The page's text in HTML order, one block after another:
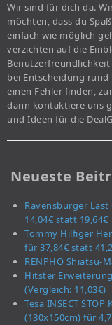
Wir sind für dich da.
möchten, dass du
einfach wie möglich
verzichten auf die
bei Entscheidung
einen Fehler finden,
dann kontaktiere uns
und Ideen für die
Neueste
Ravensburger
14,04€ statt 19,64€
Tommy Hilfiger
für 37,84€ statt
RENPHO Shiatsu-
Hitster
(Vergleich: 11,03€)
Tesa INSECT
(130x150cm) für